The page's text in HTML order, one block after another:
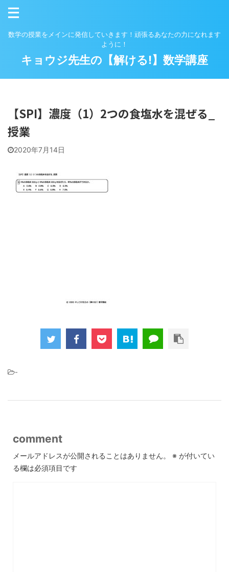
数学の授業をメインに発信していきます！頑張るあなたの力になれます
ように！
キョウジ先生の【解ける!】数学講座
【SPI】濃度（1）2つの食塩水を混ぜる_
授業
2020年7月14日
-
comment
メールアドレスが公開されることはありません。 ※ が付いてい
る欄は必須項目です